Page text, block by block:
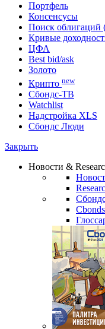
Портфель
Консенсусы
Поиск
Кривые
ЦФА
Best bid/ask
Золото
Крипто new
Сбондс-ТВ
Watchlist
Надстройка XLS
Сбондс Люди
Закрыть
Новости &